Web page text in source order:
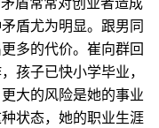
盾尤为明显。跟男同
多的代价。崔向群回
孩子已快小学毕业，
大的风险是她的事业
状态，她的职业生涯